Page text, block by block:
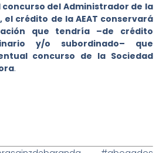
concurso del Administrador de la
el crédito de la AEAT conservará
que tendría –de crédito
y/o subordinado– que
concurso de la Sociedad
.